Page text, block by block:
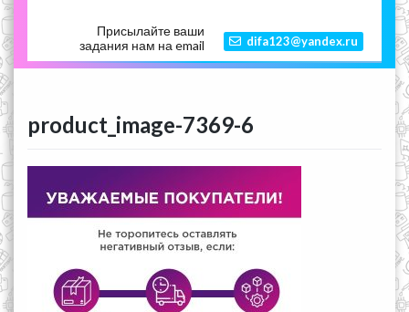
Присылайте ваши
задания нам на email
difa123@yandex.ru
product_image-7369-6